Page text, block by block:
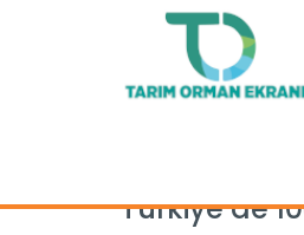
Türkiye’de